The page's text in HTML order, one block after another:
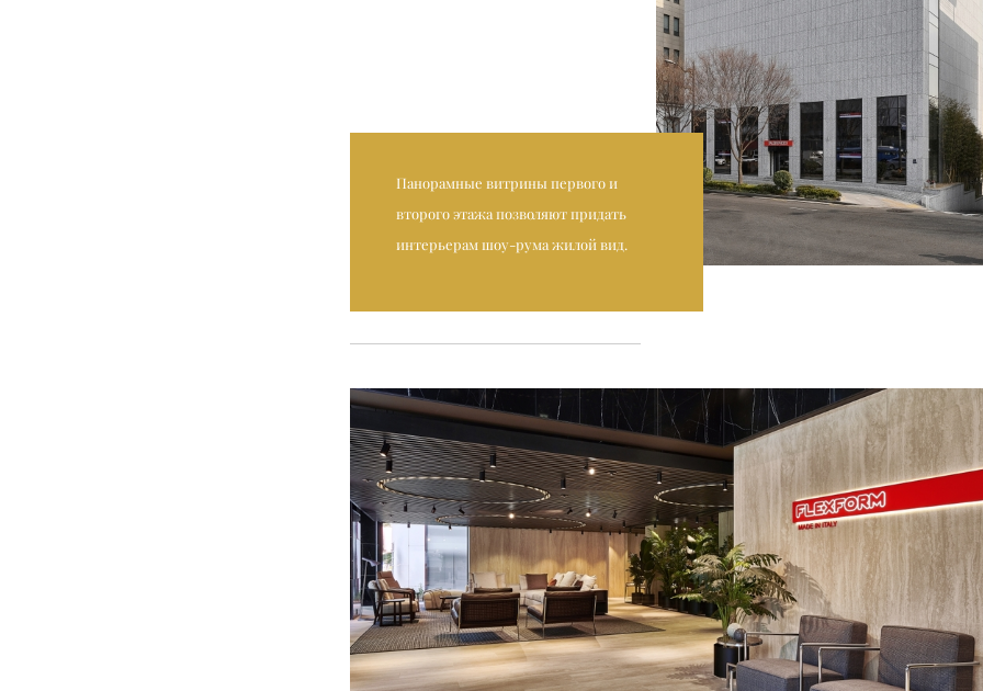
Панорамные витрины первого и
второго этажа позволяют придать
интерьерам шоу-рума жилой вид.